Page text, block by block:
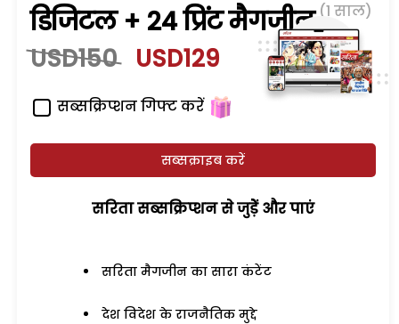
डिजिटल + 24 प्रिंट मैगजीन (1 साल)
USD150 USD129
सब्सक्रिप्शन गिफ्ट करें
सब्सक्राइब करें
सरिता सब्सक्रिप्शन से जुड़ेें और पाएं
सरिता मैगजीन का सारा कंटेंट
देश विदेश के राजनैतिक मुद्दे